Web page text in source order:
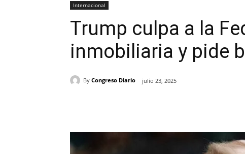
Internacional
Trump culpa a la
inmobiliaria y pide
By Congreso Diario julio 23, 2025